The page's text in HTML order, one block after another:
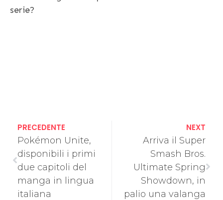
serie?
PRECEDENTE
Pokémon Unite,
disponibili i primi
due capitoli del
manga in lingua
italiana
NEXT
Arriva il Super
Smash Bros.
Ultimate Spring
Showdown, in
palio una valanga